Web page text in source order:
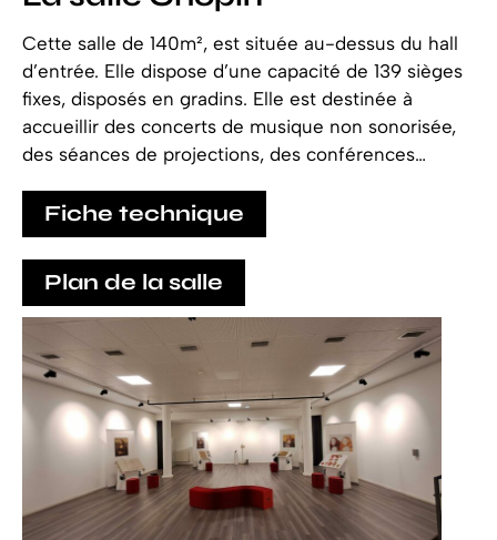
Cette salle de 140m², est située au-dessus du hall
d’entrée. Elle dispose d’une capacité de 139 sièges
fixes, disposés en gradins. Elle est destinée à
accueillir des concerts de musique non sonorisée,
des séances de projections, des conférences…
Fiche technique
Plan de la salle